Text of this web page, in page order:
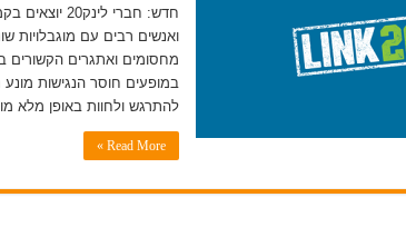
חדש: חברי
ואנשים רבים עם מוגבלויות
מחסומים ואתגרים הקשורים
במופעים חוסר הנגישות
להתרגש ולחוות באופן מלא
Read More »